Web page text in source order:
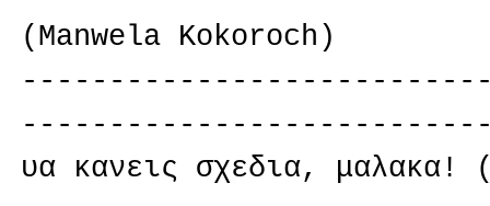
(Manwela Kokoroch)
υα κανεις σχεδια,